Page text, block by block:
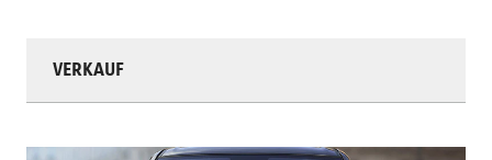
VERKAUF